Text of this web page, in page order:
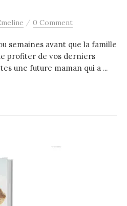
/ 0 Comment
semaines avant que la famille
profiter de vos derniers
une future maman qui a ...